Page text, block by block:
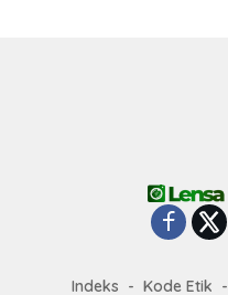
Indeks Kode Etik